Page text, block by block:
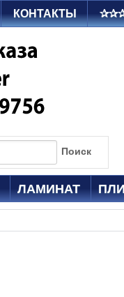
КОНТАКТЫ
Поиск
ЛАМИНАТ